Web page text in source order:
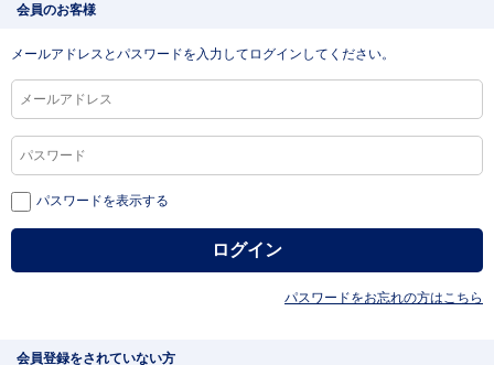
会員のお客様
メールアドレスとパスワードを入力してログインしてください。
パスワードを表示する
パスワードをお忘れの方はこちら
会員登録をされていない方